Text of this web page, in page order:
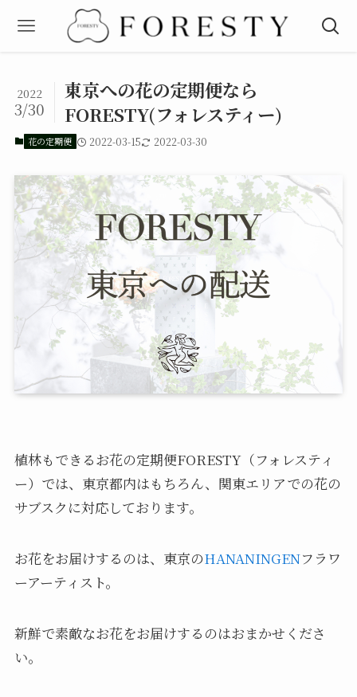
東京への花の定期便なら
FORESTY(フォレスティー)
2022
3/30
花の定期便 2022-03-15 2022-03-30
植林もできるお花の定期便FORESTY（フォレスティ
ー）では、東京都内はもちろん、関東エリアでの花の
サブスクに対応しております。
お花をお届けするのは、東京のHANANINGENフラワ
ーアーティスト。
新鮮で素敵なお花をお届けするのはおまかせくださ
い。